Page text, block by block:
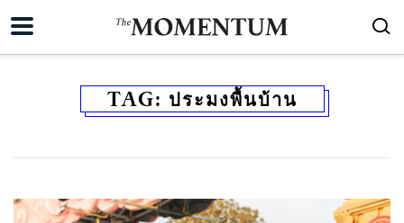
TAG: ประมงพื้นบ้าน